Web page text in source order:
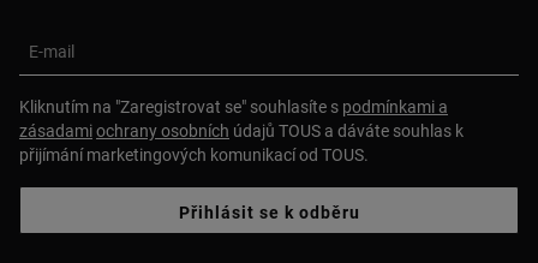
E-mail
Kliknutím na "Zaregistrovat se" souhlasíte s podmínkami a
zásadamiochrany osobních údajů TOUS a dáváte souhlas k
přijímání marketingových komunikací od TOUS.
Přihlásit se k odběru